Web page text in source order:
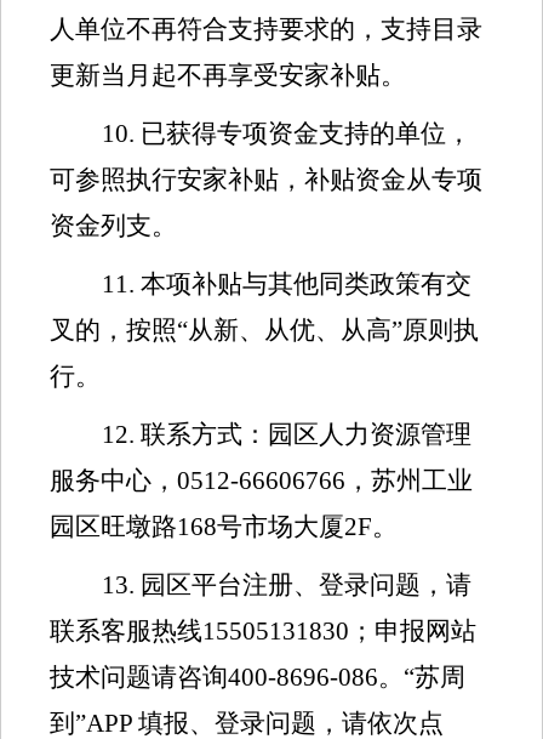
人单位不再符合支持要求的，支持目录
更新当月起不再享受安家补贴。
10. 已获得专项资金支持的单位，
可参照执行安家补贴，补贴资金从专项
资金列支。
11. 本项补贴与其他同类政策有交
叉的，按照“从新、从优、从高”原则执
行。
12. 联系方式：园区人力资源管理
服务中心， 0512-66606766 ，苏州工业
园区旺墩路168号市场大厦2F。
13. 园区平台注册、登录问题，请
联系客服热线15505131830 ；申报网站
技术问题请咨询400-8696-086。 “苏周
到”APP 填报、登录问题，请依次点